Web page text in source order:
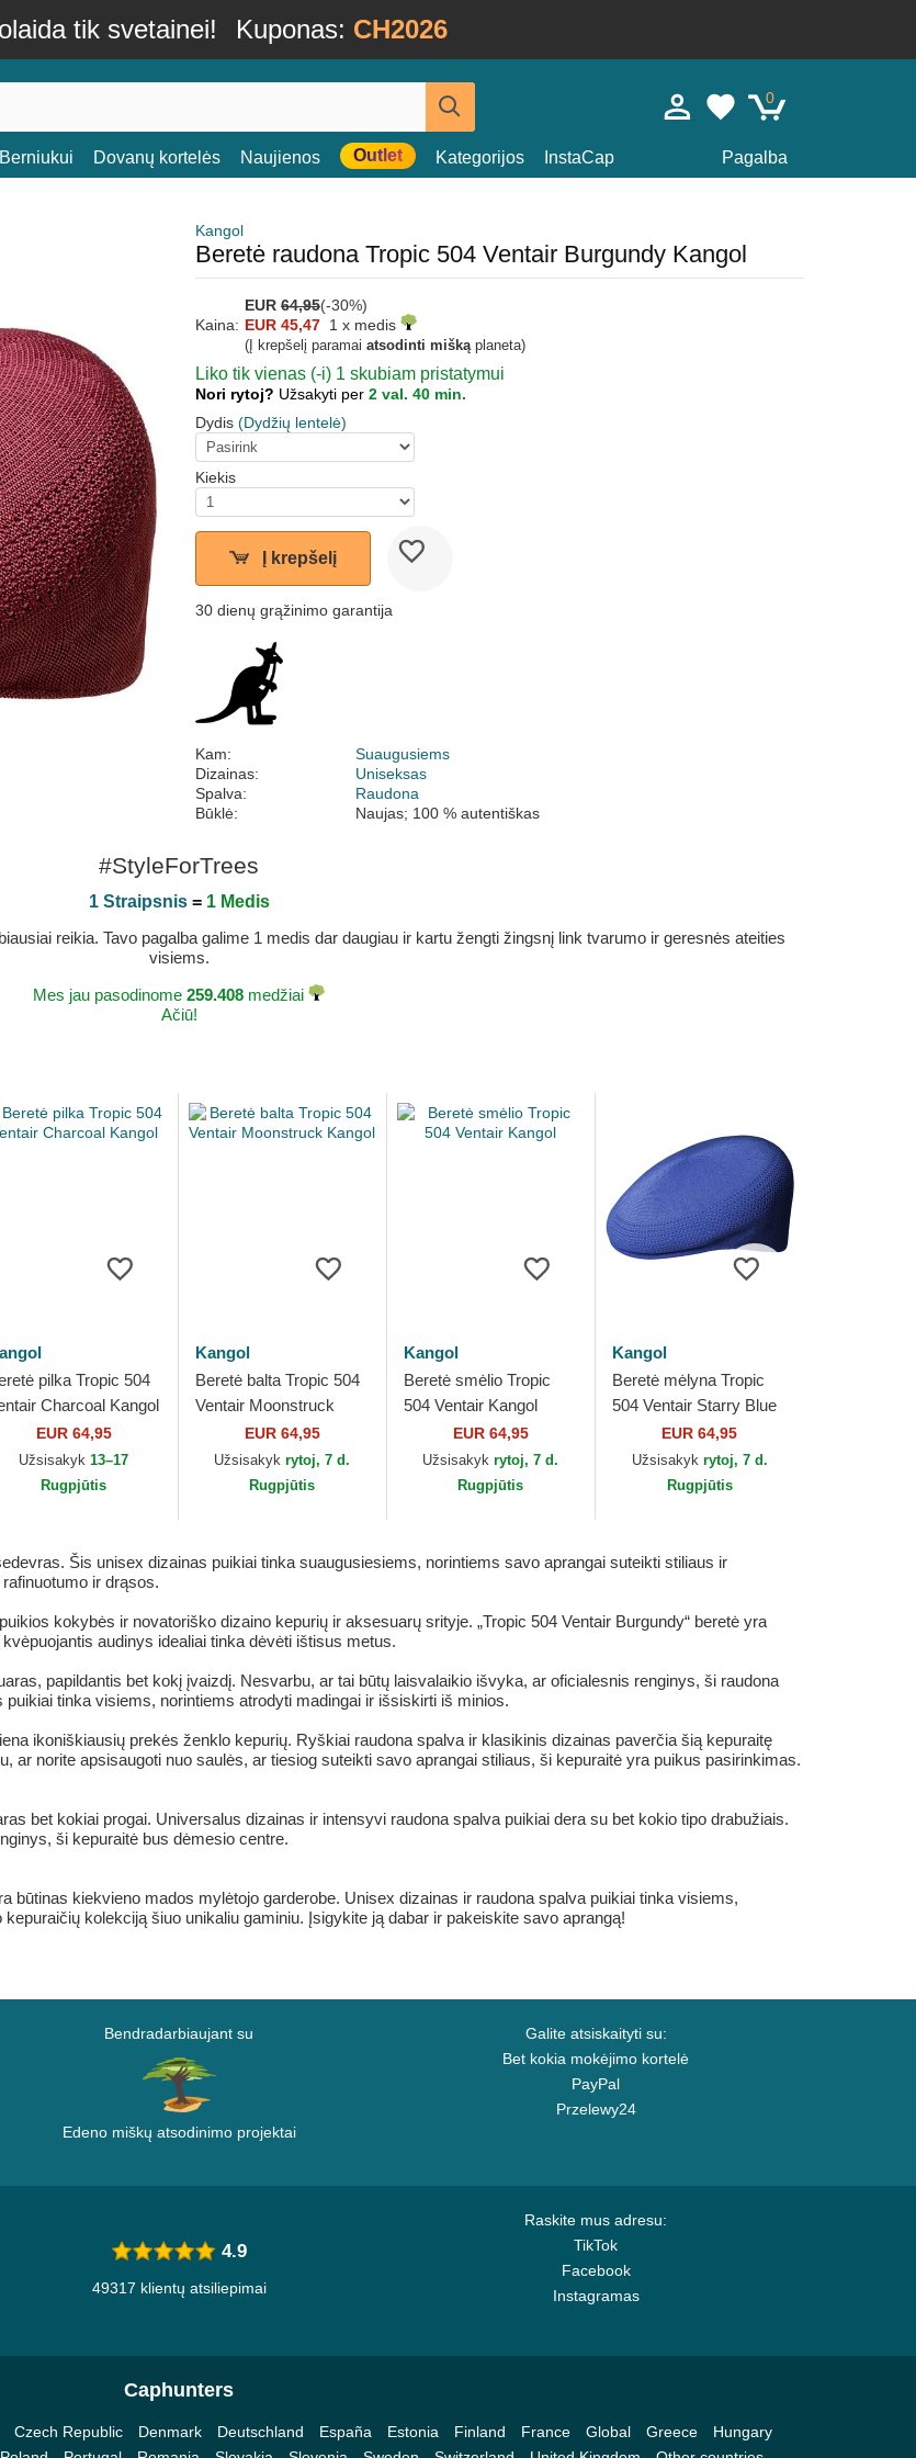
tik svetainei! Kuponas: CH2026
0
Berniukui Dovanų kortelės Naujienos Outlet Kategorijos InstaCap Pagalba
Kangol
Beretė raudona Tropic 504 Ventair Burgundy Kangol
EUR 64,95(-30%)
Kaina: EUR 45,47 1 x medis
(Į krepšelį paramai atsodinti miškąplaneta)
Liko tik vienas (-i) 1 skubiam pristatymui
Nori rytoj? Užsakyti per 2 val. 40 min.
Dydis (Dydžių lentelė)
Kiekis
Į krepšelį
30 dienų grąžinimo garantija
Kam:
Suaugusiems
Dizainas:
Uniseksas
Spalva:
Raudona
Būklė:
Naujas; 100 % autentiškas
#StyleForTrees
1 Straipsnis= 1 Medis
reikia. Tavo pagalba galime 1 medis dar daugiau ir kartu žengti žingsnį link tvarumo ir geresnės ateities
visiems.
Mes jau pasodinome 259.408 medžiai
Ačiū!
pilka Tropic 504
Charcoal Kangol
EUR 64,95
Užsisakyk13–17
Rugpjūtis
Kangol
Beretė balta Tropic 504
Ventair Moonstruck
EUR 64,95
Užsisakykrytoj, 7 d.
Rugpjūtis
Kangol
Beretė smėlio Tropic
504 Ventair Kangol
EUR 64,95
Užsisakykrytoj, 7 d.
Rugpjūtis
Kangol
Beretė mėlyna Tropic
504 Ventair Starry Blue
EUR 64,95
Užsisakyk rytoj, 7 d.
Rugpjūtis
Šis unisex dizainas puikiai tinka suaugusiesiems, norintiems savo aprangai suteikti stiliaus ir
ir drąsos.
kokybės ir novatoriško dizaino kepurių ir aksesuarų srityje. „Tropic 504 Ventair Burgundy“ beretė yra
audinys idealiai tinka dėvėti ištisus metus.
papildantis bet kokį įvaizdį. Nesvarbu, ar tai būtų laisvalaikio išvyka, ar oficialesnis renginys, ši raudona
tinka visiems, norintiems atrodyti madingai ir išsiskirti iš minios.
ikoniškiausių prekės ženklo kepurių. Ryškiai raudona spalva ir klasikinis dizainas paverčia šią kepuraitę
ar norite apsisaugoti nuo saulės, ar tiesiog suteikti savo aprangai stiliaus, ši kepuraitė yra puikus pasirinkimas.
bet kokiai progai. Universalus dizainas ir intensyvi raudona spalva puikiai dera su bet kokio tipo drabužiais.
ši kepuraitė bus dėmesio centre.
būtinas kiekvieno mados mylėtojo garderobe. Unisex dizainas ir raudona spalva puikiai tinka visiems,
kolekciją šiuo unikaliu gaminiu. Įsigykite ją dabar ir pakeiskite savo aprangą!
Bendradarbiaujant su
Edeno miškų atsodinimo projektai
Galite atsiskaityti su:
Bet kokia mokėjimo kortelė
PayPal
Przelewy24
Raskite mus adresu:
TikTok
Facebook
Instagramas
4.9
49317 klientų atsiliepimai
Caphunters
Czech Republic Denmark Deutschland España Estonia Finland France Global Greece
Hungary